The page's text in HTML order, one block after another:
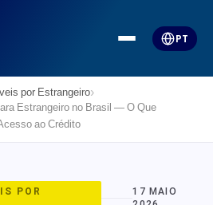
PT
por Estrangeiro›
Estrangeiro no Brasil — O Que
ao Crédito
POR
17 MAIO